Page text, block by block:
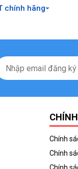
chính hãng
Chính
Chính